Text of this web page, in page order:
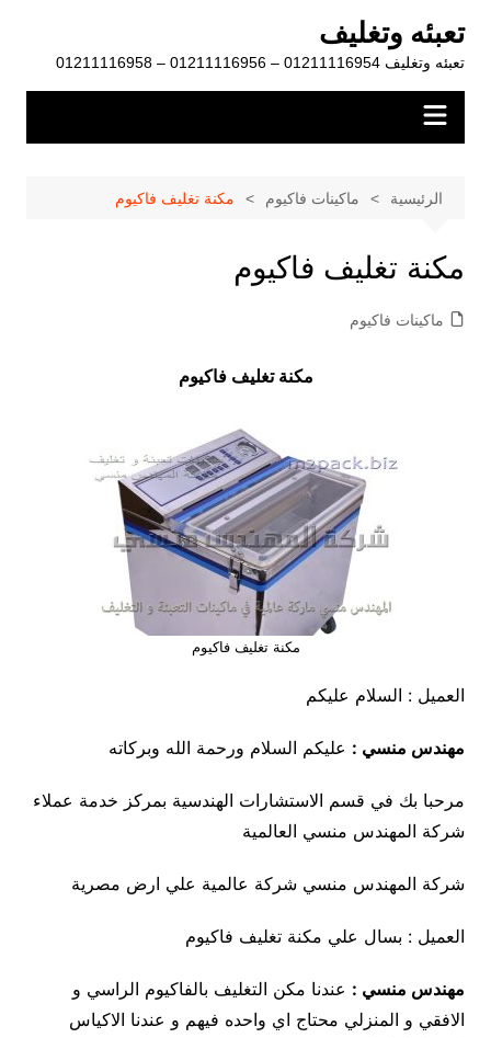
المحتوى
تعبئه وتغليف
تعبئه وتغليف 01211116954 – 01211116956 – 01211116958
الرئيسية ماكينات فاكيوم مكنة تغليف فاكيوم
مكنة تغليف فاكيوم
ماكينات فاكيوم
مكنة تغليف فاكيوم
مكنة تغليف فاكيوم
العميل : السلام عليكم
مهندس منسي : عليكم السلام ورحمة الله وبركاته
مرحبا بك في قسم الاستشارات الهندسية بمركز خدمة عملاء
شركة المهندس منسي العالمية
شركة المهندس منسي شركة عالمية علي ارض مصرية
العميل : بسال علي مكنة تغليف فاكيوم
مهندس منسي : عندنا مكن التغليف بالفاكيوم الراسي و
الافقي و المنزلي محتاج اي واحده فيهم و عندنا الاكياس